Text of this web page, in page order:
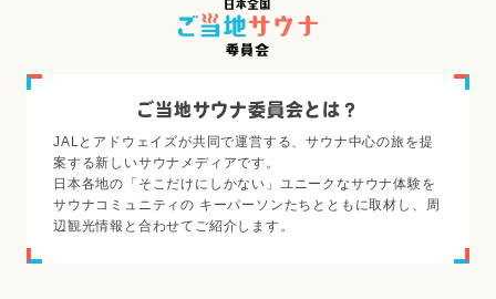
ご当地サウナ委員会とは？
JALとアドウェイズが共同で運営する、サウナ中心の旅を提
案する新しいサウナメディアです。
日本各地の「そこだけにしかない」ユニークなサウナ体験を
サウナコミュニティの キーパーソンたちとともに取材し、周
辺観光情報と合わせてご紹介します。